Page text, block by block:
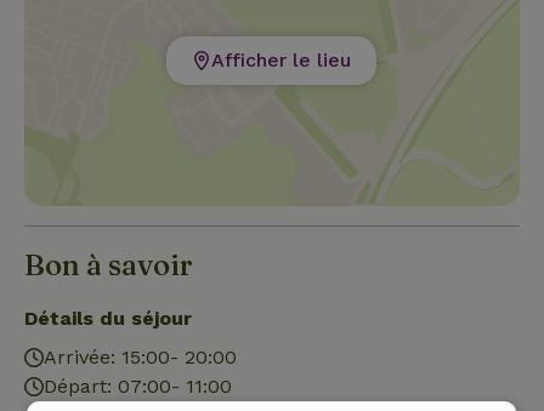
Afficher le lieu
Bon à savoir
Détails du séjour
Arrivée: 15:00- 20:00
Départ: 07:00- 11:00